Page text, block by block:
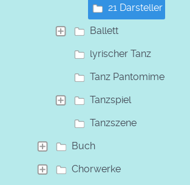
21 Darsteller
Ballett
lyrischer Tanz
Tanz Pantomime
Tanzspiel
Tanzszene
Buch
Chorwerke